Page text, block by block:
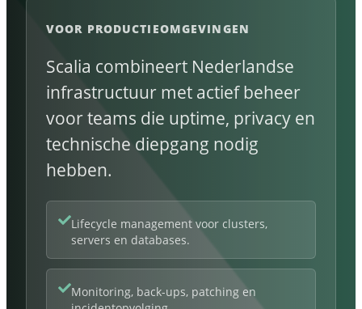
VOOR PRODUCTIEOMGEVINGEN
Scalia combineert Nederlandse
infrastructuur met actief beheer
voor teams die uptime, privacy en
technische diepgang nodig
hebben.
Lifecycle management voor clusters,
servers en databases.
Monitoring, back-ups, patching en